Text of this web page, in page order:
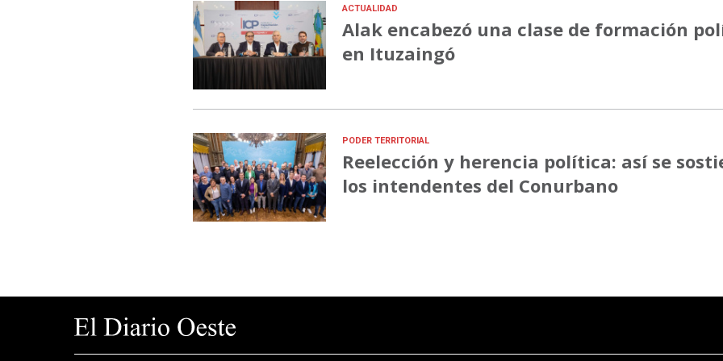
ACTUALIDAD
Alak encabezó una clase de formación
en Ituzaingó
PODER TERRITORIAL
Reelección y herencia política: así se
los intendentes del Conurbano